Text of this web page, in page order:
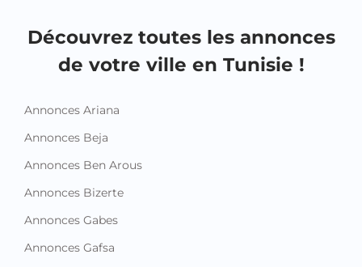
Découvrez toutes les annonces
de votre ville en Tunisie !
Annonces Ariana
Annonces Beja
Annonces Ben Arous
Annonces Bizerte
Annonces Gabes
Annonces Gafsa